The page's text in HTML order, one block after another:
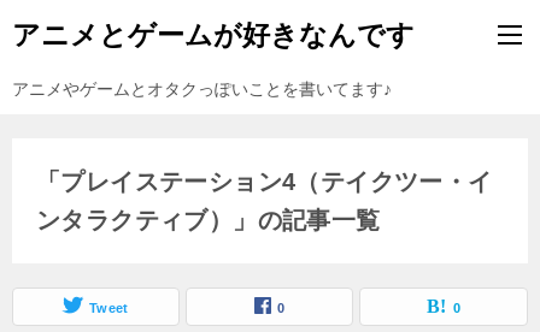
アニメとゲームが好きなんです
アニメやゲームとオタクっぽいことを書いてます♪
「プレイステーション4（テイクツー・イ
ンタラクティブ）」の記事一覧
Tweet 0 0